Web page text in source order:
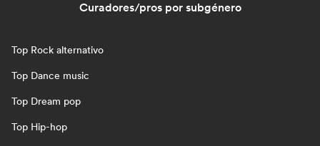
Curadores/pros por subgénero
Top Rock alternativo
Top Dance music
Top Dream pop
Top Hip-hop